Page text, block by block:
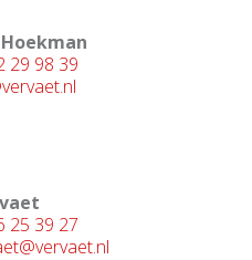
29 98 39
25 39 27